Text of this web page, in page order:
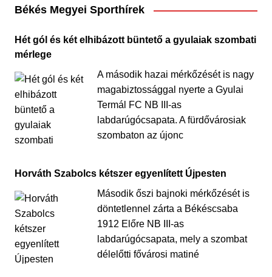
Békés Megyei Sporthírek
Hét gól és két elhibázott büntető a gyulaiak szombati
mérlege
A második hazai mérkőzését is nagy
magabiztossággal nyerte a Gyulai
Termál FC NB III-as
labdarúgócsapata. A fürdővárosiak
szombaton az újonc
Horváth Szabolcs kétszer egyenlített Újpesten
Második őszi bajnoki mérkőzését is
döntetlennel zárta a Békéscsaba
1912 Előre NB III-as
labdarúgócsapata, mely a szombat
délelőtti fővárosi matiné